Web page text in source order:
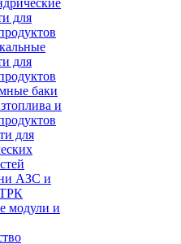
для
для
баки
и
для
АЗС и
модули и